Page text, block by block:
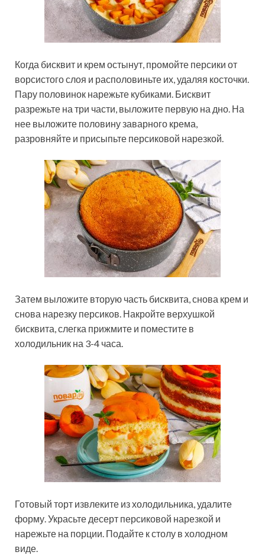
Когда бисквит и крем остынут, промойте персики от
ворсистого слоя и располовиньте их, удаляя косточки.
Пару половинок нарежьте кубиками. Бисквит
разрежьте на три части, выложите первую на дно. На
нее выложите половину заварного крема,
разровняйте и присыпьте персиковой нарезкой.
Затем выложите вторую часть бисквита, снова крем и
снова нарезку персиков. Накройте верхушкой
бисквита, слегка прижмите и поместите в
холодильник на 3-4 часа.
Готовый торт извлеките из холодильника, удалите
форму. Украсьте десерт персиковой нарезкой и
нарежьте на порции. Подайте к столу в холодном
виде.